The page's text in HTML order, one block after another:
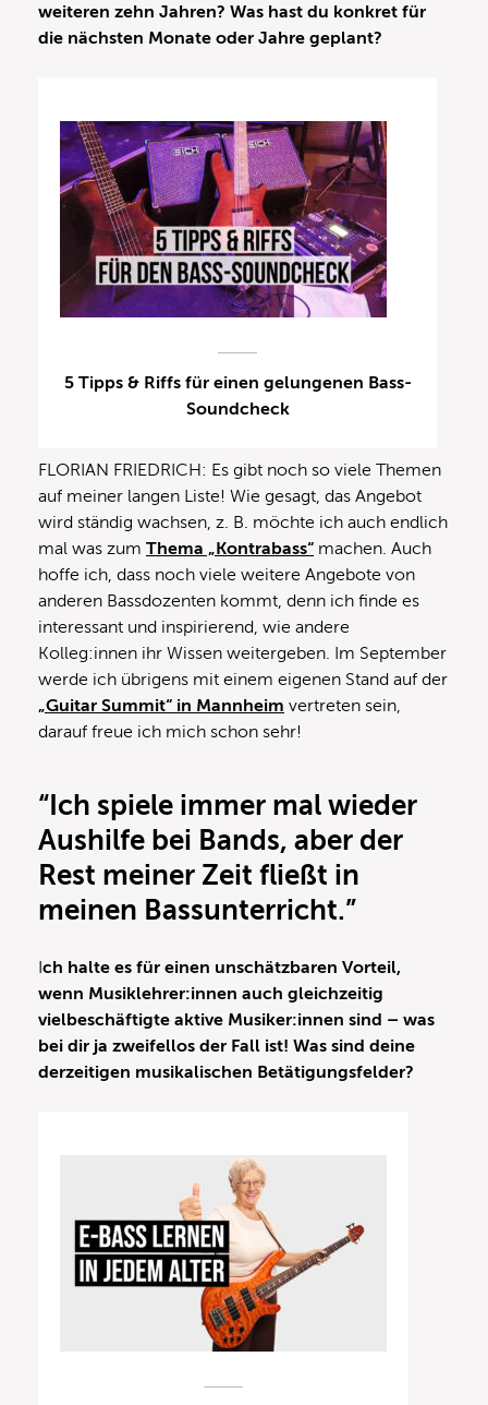
weiteren zehn Jahren? Was hast du konkret für
die nächsten Monate oder Jahre geplant?
5 Tipps & Riffs für einen gelungenen Bass-
Soundcheck
FLORIAN FRIEDRICH: Es gibt noch so viele Themen
auf meiner langen Liste! Wie gesagt, das Angebot
wird ständig wachsen, z. B. möchte ich auch endlich
mal was zum Thema „Kontrabass“ machen. Auch
hoffe ich, dass noch viele weitere Angebote von
anderen Bassdozenten kommt, denn ich finde es
interessant und inspirierend, wie andere
Kolleg:innen ihr Wissen weitergeben. Im September
werde ich übrigens mit einem eigenen Stand auf der
„Guitar Summit“ in Mannheim vertreten sein,
darauf freue ich mich schon sehr!
“Ich spiele immer mal wieder
Aushilfe bei Bands, aber der
Rest meiner Zeit fließt in
meinen Bassunterricht.”
Ich halte es für einen unschätzbaren Vorteil,
wenn Musiklehrer:innen auch gleichzeitig
vielbeschäftigte aktive Musiker:innen sind – was
bei dir ja zweifellos der Fall ist! Was sind deine
derzeitigen musikalischen Betätigungsfelder?